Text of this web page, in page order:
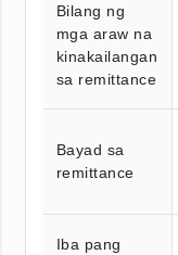
Bilang ng
mga araw na
kinakailangan
sa remittance
Bayad sa
remittance
Iba pang